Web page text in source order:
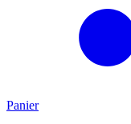
Panier